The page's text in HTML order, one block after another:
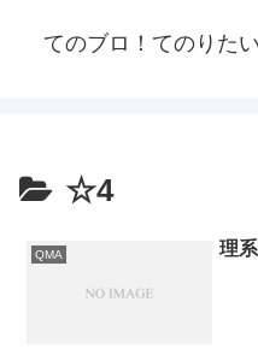
てのブロ！てのりた
☆4
QMA 理